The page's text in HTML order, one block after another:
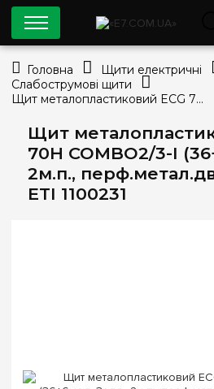
Щит
70Н COMBO2/3-I
2м.п.,
ETI 1100231
0
Головна
Щити електричні
Слабострумові щити
Щит металопластиковий ECG 70Н COMBO2/3-I (36+6мод, 3ряд., 2м.п., перф.метал.дверцята) IP40 ETI 1100231